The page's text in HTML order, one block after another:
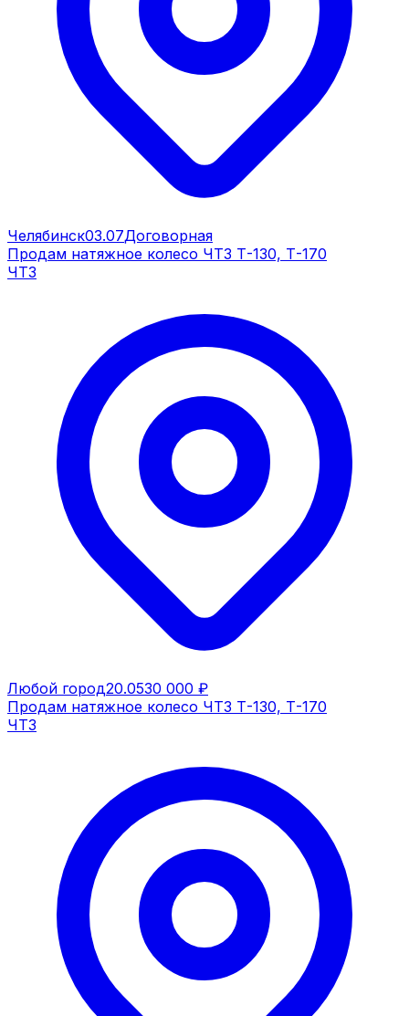
Челябинск03.07Договорная
Продам натяжное колесо ЧТЗ Т-130, Т-170
ЧТЗ
Любой город20.0530 000 ₽
Продам натяжное колесо ЧТЗ Т-130, Т-170
ЧТЗ